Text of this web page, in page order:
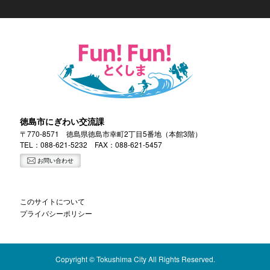
徳島市にぎわい交流課
〒770-8571 徳島県徳島市幸町2丁目5番地（本館3階）
TEL：088-621-5232 FAX：088-621-5457
お問い合わせ
このサイトについて
プライバシーポリシー
Copyright © Tokushima City All Rights Reserved.